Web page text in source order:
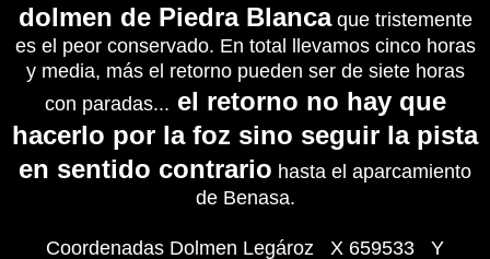
dolmen de Piedra Blancaque tristemente
es el peor conservado. En total llevamos cinco horas
y media, más el retorno pueden ser de siete horas
con paradas... el retorno no hay que
hacerlo por la foz sino seguir la pista
en sentido contrario hasta el aparcamiento
de Benasa.
Coordenadas Dolmen Legároz X 659533 Y